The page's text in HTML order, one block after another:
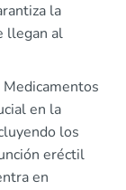
la
llegan al
en la
los
eréctil
en